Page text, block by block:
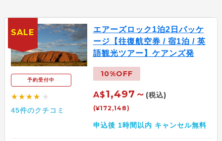
予約受付中
★★★★ ★
45件のクチコミ
エアーズロック1泊2日パッケ
ージ【往復航空券 / 宿1泊 / 英
語観光ツアー】ケアンズ発
10%OFF
A$1,497～ (税込)
(¥172,148)
申込後 1時間以内 キャンセル無料
SALE